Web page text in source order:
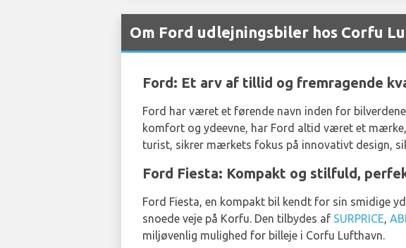
Om Ford udlejningsbiler hos Corfu
Ford: Et arv af tillid og fremragende
Ford har været et førende navn inden for
komfort og ydeevne, har Ford altid været et
turist, sikrer mærkets fokus på innovativt design,
Ford Fiesta: Kompakt og stilfuld,
Ford Fiesta, en kompakt bil kendt for sin smidige
snoede veje på Korfu. Den tilbydes af SURPRICE,
miljøvenlig mulighed for billeje i Corfu Lufthavn.